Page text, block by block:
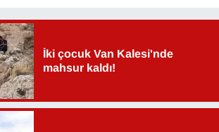
İki çocuk Van Kalesi'nde
mahsur kaldı!